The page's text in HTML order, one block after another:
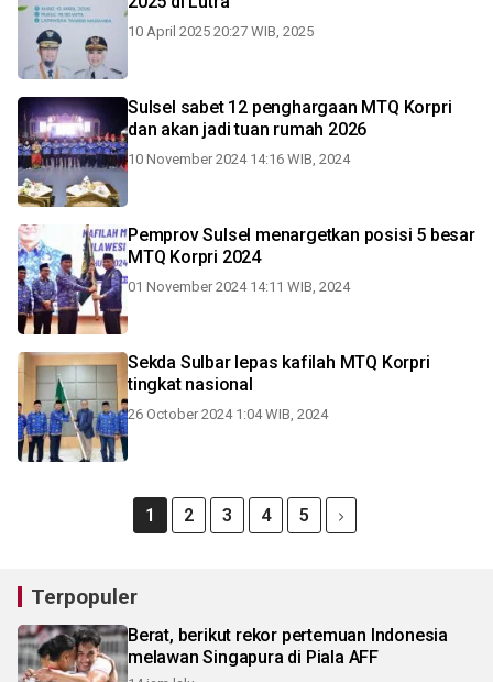
10 April 2025 20:27 WIB, 2025
Sulsel sabet 12 penghargaan MTQ Korpri
dan akan jadi tuan rumah 2026
10 November 2024 14:16 WIB, 2024
Pemprov Sulsel menargetkan posisi 5 besar
MTQ Korpri 2024
01 November 2024 14:11 WIB, 2024
Sekda Sulbar lepas kafilah MTQ Korpri
tingkat nasional
26 October 2024 1:04 WIB, 2024
1 2 3 4 5
Terpopuler
Berat, berikut rekor pertemuan Indonesia
melawan Singapura di Piala AFF